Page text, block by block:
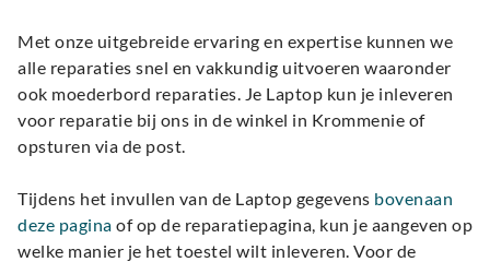
Met onze uitgebreide ervaring en expertise kunnen we
alle reparaties snel en vakkundig uitvoeren waaronder
ook moederbord reparaties. Je Laptop kun je inleveren
voor reparatie bij ons in de winkel in Krommenie of
opsturen via de post.
Tijdens het invullen van de Laptop gegevens bovenaan
deze pagina of op de reparatiepagina, kun je aangeven op
welke manier je het toestel wilt inleveren. Voor de